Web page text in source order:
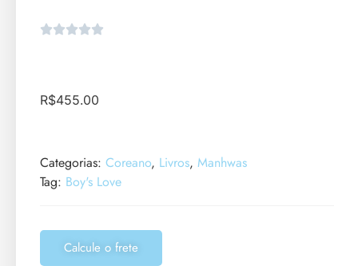
R$455.00
Categorias: Coreano, Livros, Manhwas
Tag: Boy's Love
Calcule o frete